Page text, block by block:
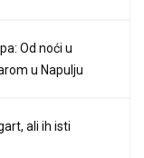
Od noći u
u Napulju
ali ih isti